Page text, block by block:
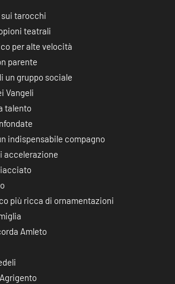
tarocchi
teatrali
per alte velocità
parente
un gruppo sociale
Vangeli
talento
indispensabile compagno
accelerazione
più ricca di ornamentazioni
Amleto